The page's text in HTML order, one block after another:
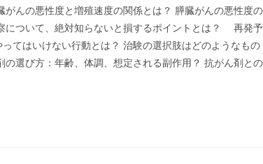
んの悪性度と増殖速度の関係とは？ 膵臓がんの悪性度の
について、絶対知らないと損するポイントとは？ 再発予
てはいけない行動とは？ 治験の選択肢はどのようなもの
選び方：年齢、体調、想定される副作用？ 抗がん剤との